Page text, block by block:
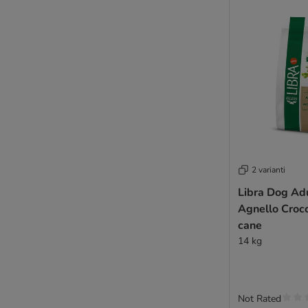
2 varianti
Libra Dog
Agnello
cane
14 kg
Not Rated